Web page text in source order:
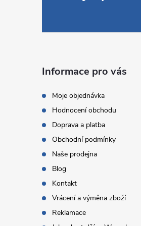
Informace pro vás
Moje objednávka
Hodnocení obchodu
Doprava a platba
Obchodní podmínky
Naše prodejna
Blog
Kontakt
Vrácení a výměna zboží
Reklamace